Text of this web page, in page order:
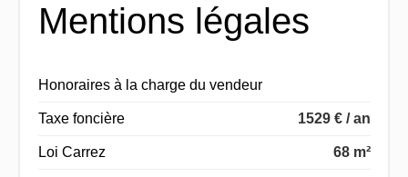
Mentions légales
Honoraires à la charge du vendeur
Taxe foncière 1529 € / an
Loi Carrez 68 m²